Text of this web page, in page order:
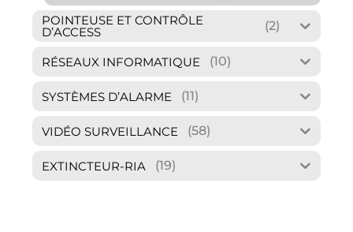
POINTEUSE ET CONTRÔLE
D’ACCESS (2)
RÉSEAUX INFORMATIQUE (10)
SYSTÈMES D’ALARME (11)
VIDÉO SURVEILLANCE (58)
EXTINCTEUR-RIA (19)